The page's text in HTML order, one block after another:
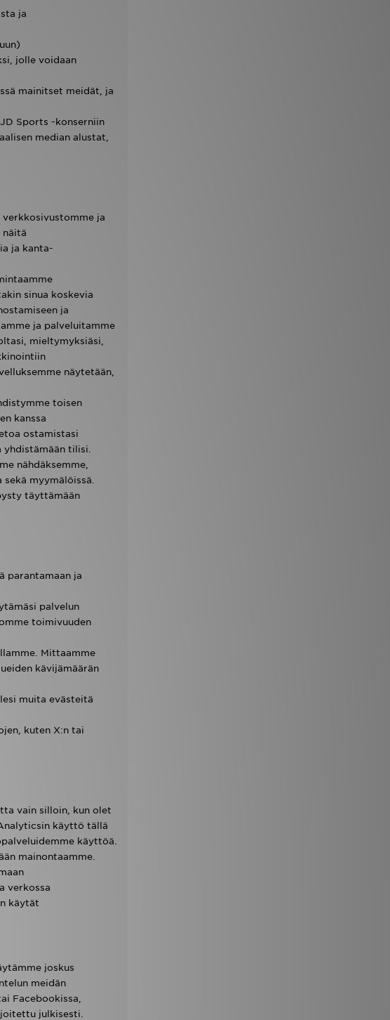
ja
jolle voidaan
mainitset meidät, ja
Sports -konserniin
median alustat,
ja
näitä
ja kanta-
sinua koskevia
ja
ja palveluitamme
mieltymyksiäsi,
näytetään,
toisen
kanssa
ostamistasi
tilisi.
nähdäksemme,
myymälöissä.
täyttämään
parantamaan ja
palvelun
toimivuuden
Mittaamme
kävijämäärän
muita evästeitä
kuten X:n tai
vain silloin, kun olet
käyttö tällä
käyttöä.
mainontaamme.
verkossa
käytät
joskus
meidän
Facebookissa,
julkisesti.